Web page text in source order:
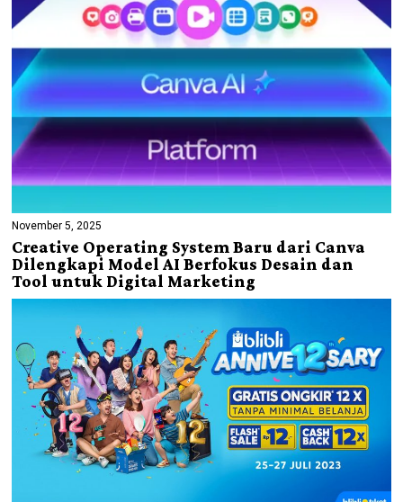
November 5, 2025
Creative Operating System Baru dari Canva
Dilengkapi Model AI Berfokus Desain dan
Tool untuk Digital Marketing